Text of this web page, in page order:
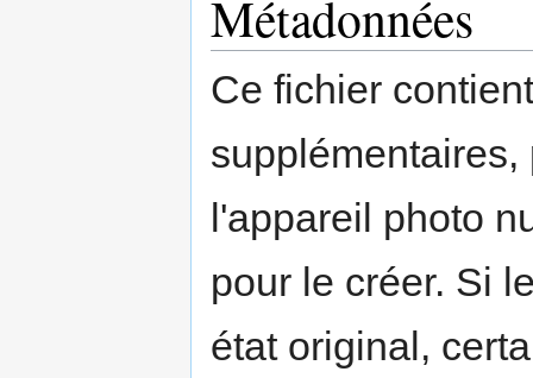
Métadonnées
Ce fichier
l'appareil photo
pour le créer. Si
état original,